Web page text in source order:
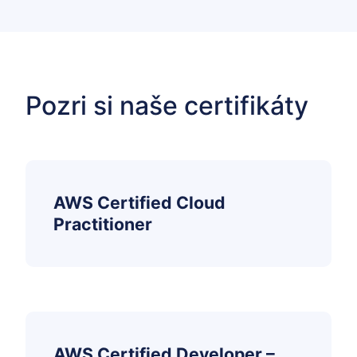
Pozri si naše certifikáty
AWS Certified Cloud
Practitioner